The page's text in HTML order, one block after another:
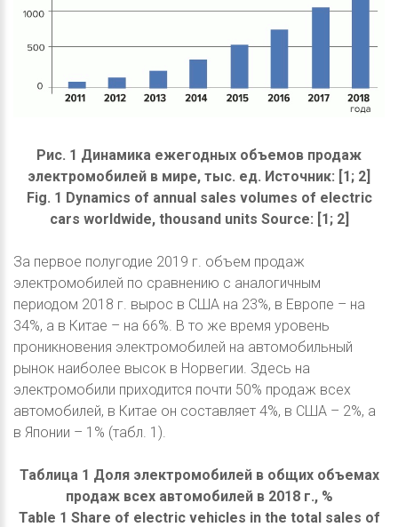
Рис. 1 Динамика ежегодных объемов продаж
электромобилей в мире, тыс. ед. Источник: [1; 2]
Fig. 1 Dynamics of annual sales volumes of electric
cars worldwide, thousand units Source: [1; 2]
За первое полугодие 2019 г. объем продаж
электромобилей по сравнению с аналогичным
периодом 2018 г. вырос в США на 23%, в Европе – на
34%, а в Китае – на 66%. В то же время уровень
проникновения электромобилей на автомобильный
рынок наиболее высок в Норвегии. Здесь на
электромобили приходится почти 50% продаж всех
автомобилей, в Китае он составляет 4%, в США – 2%, а
в Японии – 1% (табл. 1).
Таблица 1 Доля электромобилей в общих объемах
продаж всех автомобилей в 2018 г., %
Table 1 Share of electric vehicles in the total sales of